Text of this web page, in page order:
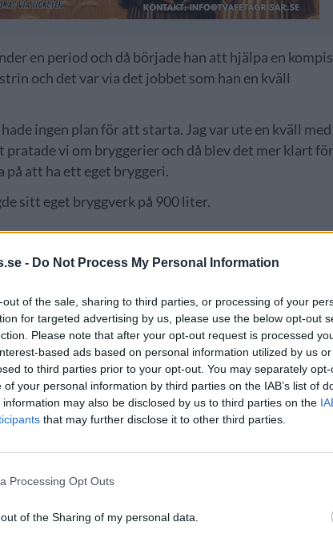
- Do Not Process My Personal Information
out of the sale, sharing to third parties, or processing of your
for targeted advertising by us, please use the below opt-out
Please note that after your opt-out request is processed
based ads based on personal information utilized by us
to third parties prior to your opt-out. You may separately
your personal information by third parties on the IAB’s list of
may also be disclosed by us to third parties on the
that may further disclose it to other third parties.
Processing Opt Outs
of the Sharing of my personal data.
en period och då började han att hjälpa en
och det var via det jobbet som han en kväll
ingen plan för att starta. Jag var ute en kväll med
pratade vi om bryggerier och då blev det mer klart
på att ha ett eget bryggeri.
sitt eget bryggverk på 900 liter.
Hedefors i utkanten av Göteborg och namnet
det ställdes in stod han med ett bryggerinamn